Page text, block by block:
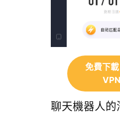
免費下
VPN
聊天機器人的